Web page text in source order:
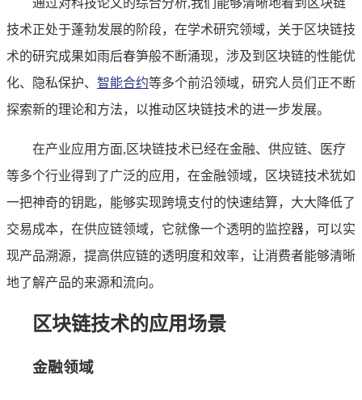
技术正处于蓬勃发展的阶段，在学术研究领域，关于区块链技
术的研究成果如雨后春笋般不断涌现，涉及到区块链的性能优
化、隐私保护、 智能合约等多个前沿领域，研究人员们正不断
探索新的理论和方法，以推动区块链技术的进一步发展。
在产业应用方面,区块链技术已经在金融、供应链、医疗
等多个行业得到了广泛的应用，在金融领域，区块链技术犹如
一把神奇的钥匙，能够实现跨境支付的快速结算，大大降低了
交易成本，在供应链领域，它就像一个透明的监控器，可以实
现产品溯源，提高供应链的透明度和效率，让消费者能够清晰
地了解产品的来源和流向。
区块链技术的应用场景
金融领域